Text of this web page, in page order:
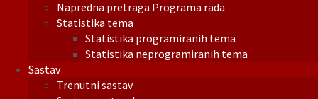
Napredna pretraga Programa rada
Statistika tema
Statistika programiranih tema
Statistika neprogramiranih tema
Sastav
Trenutni sastav